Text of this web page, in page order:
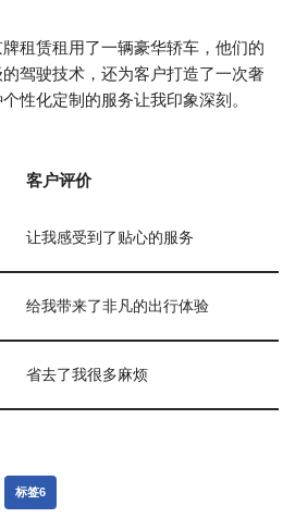
租赁租用了一辆豪华轿车，他们的
驾驶技术，还为客户打造了一次奢
性化定制的服务让我印象深刻。
客户评价
让我感受到了贴心的服务
给我带来了非凡的出行体验
省去了我很多麻烦
标签6